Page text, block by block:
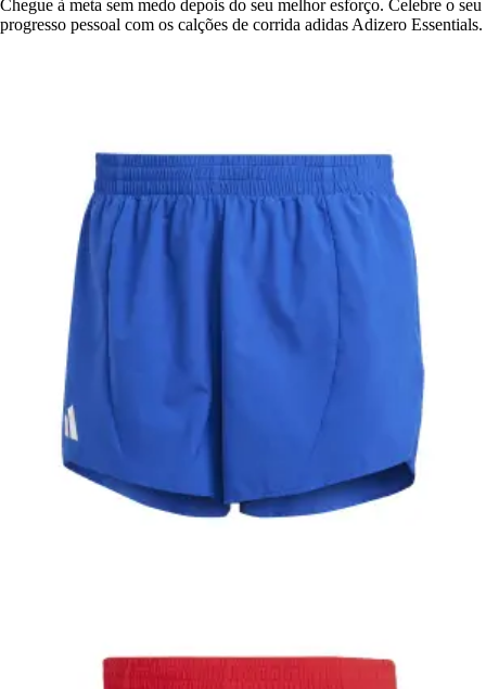
Chegue à meta sem medo depois do seu melhor esforço. Celebre o seu
progresso pessoal com os calções de corrida adidas Adizero Essentials.